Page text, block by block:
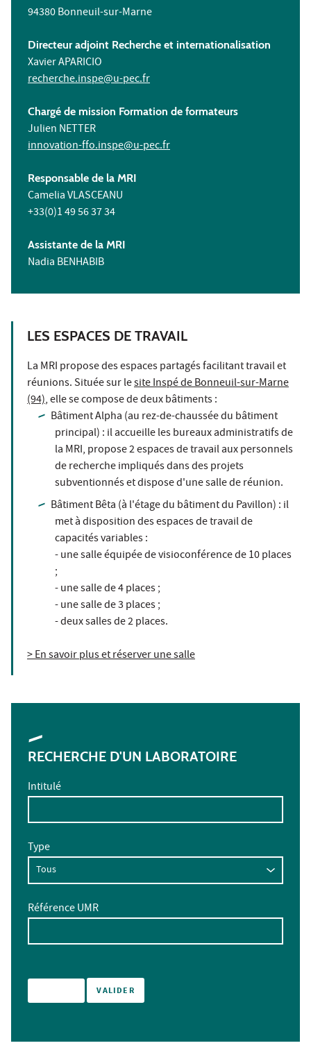
94380 Bonneuil-sur-Marne
Directeur adjoint Recherche et internationalisation
Xavier APARICIO
recherche.inspe@u-pec.fr
Chargé de mission Formation de formateurs
Julien NETTER
innovation-ffo.inspe@u-pec.fr
Responsable de la MRI
Camelia VLASCEANU
+33(0)1 49 56 37 34
Assistante de la MRI
Nadia BENHABIB
LES ESPACES DE TRAVAIL
La MRI propose des espaces partagés facilitant travail et
réunions. Située sur lesite Inspé de Bonneuil-sur-Marne
(94), elle se compose de deux bâtiments :
Bâtiment Alpha (au rez-de-chaussée du bâtiment
principal) : il accueille les bureaux administratifs de
la MRI, propose 2 espaces de travail aux personnels
de recherche impliqués dans des projets
subventionnés et dispose d'une salle de réunion.
Bâtiment Bêta (à l'étage du bâtiment du Pavillon) : il
met à disposition des espaces de travail de
capacités variables :
- une salle équipée de visioconférence de 10 places
;
- une salle de 4 places ;
- une salle de 3 places ;
- deux salles de 2 places.
> En savoir plus et réserver une salle
RECHERCHE D'UN LABORATOIRE
Intitulé
Type
Référence UMR